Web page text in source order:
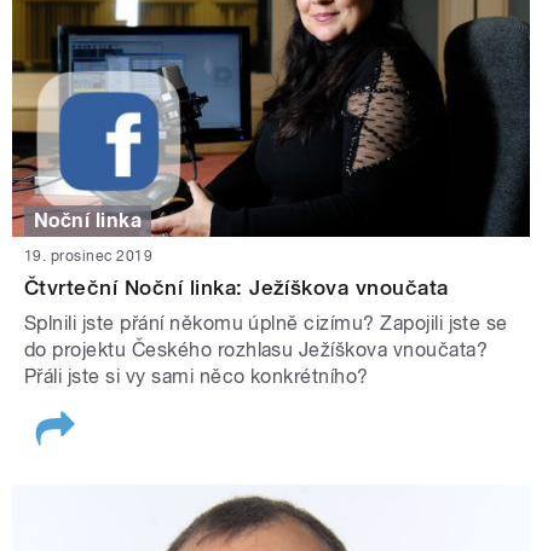
Noční linka
19. prosinec 2019
Čtvrteční Noční linka: Ježíškova vnoučata
Splnili jste přání někomu úplně cizímu? Zapojili jste se
do projektu Českého rozhlasu Ježíškova vnoučata?
Přáli jste si vy sami něco konkrétního?